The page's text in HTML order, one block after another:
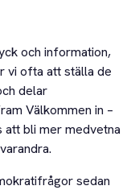
och information,
vi ofta att ställa de
delar
Välkommen in –
bli mer medvetna
sedan